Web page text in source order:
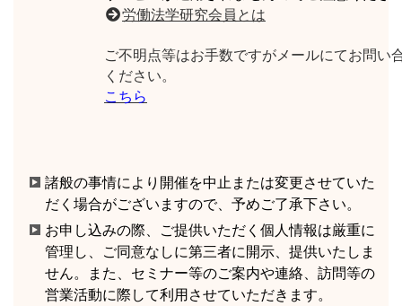
労働法学研究会員とは
ご不明点等はお手数ですがメールにてお問い
ください。
こちら
諸般の事情により開催を中止または変更させていた
だく場合がございますので、予めご了承下さい。
お申し込みの際、ご提供いただく個人情報は厳重に
管理し、ご同意なしに第三者に開示、提供いたしま
せん。また、セミナー等のご案内や連絡、訪問等の
営業活動に際して利用させていただきます。